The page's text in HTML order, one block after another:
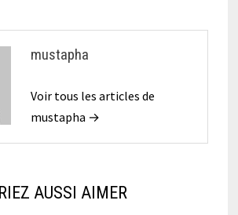
mustapha
Voir tous les articles de
mustapha →
AUSSI AIMER